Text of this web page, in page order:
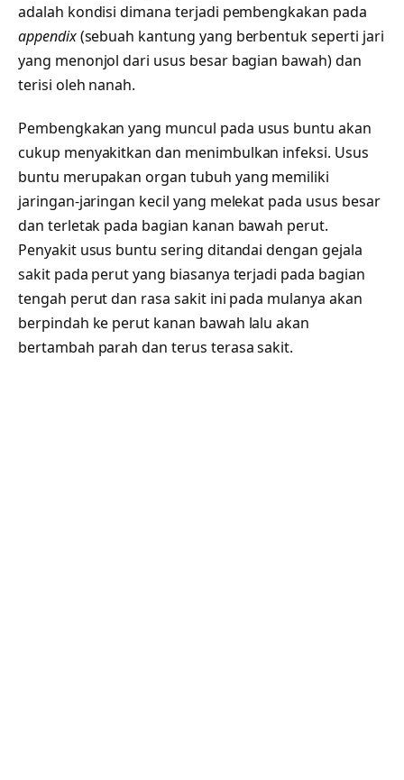
adalah kondisi dimana terjadi pembengkakan pada
appendix(sebuah kantung yang berbentuk seperti jari
yang menonjol dari usus besar bagian bawah) dan
terisi oleh nanah.
Pembengkakan yang muncul pada usus buntu akan
cukup menyakitkan dan menimbulkan infeksi. Usus
buntu merupakan organ tubuh yang memiliki
jaringan-jaringan kecil yang melekat pada usus besar
dan terletak pada bagian kanan bawah perut.
Penyakit usus buntu sering ditandai dengan gejala
sakit pada perut yang biasanya terjadi pada bagian
tengah perut dan rasa sakit ini pada mulanya akan
berpindah ke perut kanan bawah lalu akan
bertambah parah dan terus terasa sakit.